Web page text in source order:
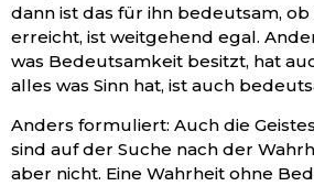
dann ist das für ihn bedeutsam,
erreicht, ist weitgehend egal.
was Bedeutsamkeit besitzt, hat
alles was Sinn hat, ist auch
Anders formuliert: Auch die
sind auf der Suche nach der
aber nicht. Eine Wahrheit ohne